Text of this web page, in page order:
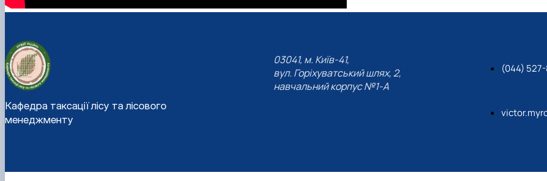
Кафедра таксації лісу та лісового
менеджменту
03041, м. Київ-41,
вул. Горіхуватський шлях, 2,
навчальний корпус №1-А
(044)